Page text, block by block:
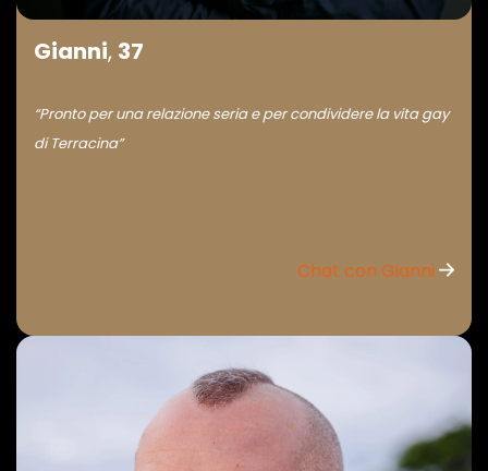
Gianni, 37
“Pronto per una relazione seria e per condividere la vita gay
di Terracina”
Chat con Gianni